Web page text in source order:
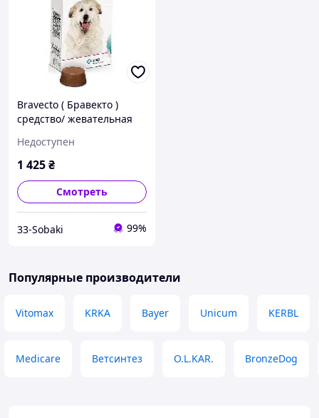
Bravecto ( Бравекто )
средство/ жевательная
клещей для собак старше
6 месяцев
Недоступен
1 425₴
Смотреть
33-Sobaki 99%
Популярные производители
Vitomax KRKA Bayer Unicum KERBL
Medicare Ветсинтез O.L.KAR. BronzeDog